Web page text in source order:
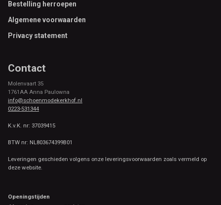
Footer
Bestelling herroepen
Algemene voorwaarden
Privacy statement
Contact
Molenvaart 35
1761AA Anna Paulowna
info@schoenmodekerkhof.nl
0223-531344
K.v.K. nr: 37039415
BTW nr: NL803674399B01
Leveringen geschieden volgens onze leveringsvoorwaarden zoals vermeld op
deze website.
Openingstijden